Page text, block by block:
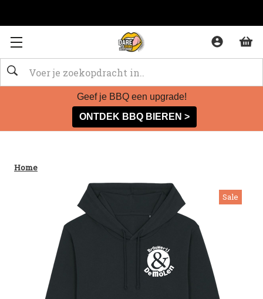
Zoeken
Geef je BBQ een upgrade!
ONTDEK BBQ BIEREN >
Home
Sale